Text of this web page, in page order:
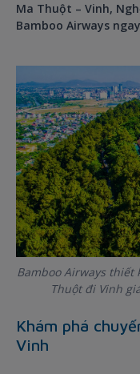
Ma Thuột – Vinh,
Bamboo Airways
Bamboo Airways thiết
Thuột đi Vinh
Khám phá
Vinh